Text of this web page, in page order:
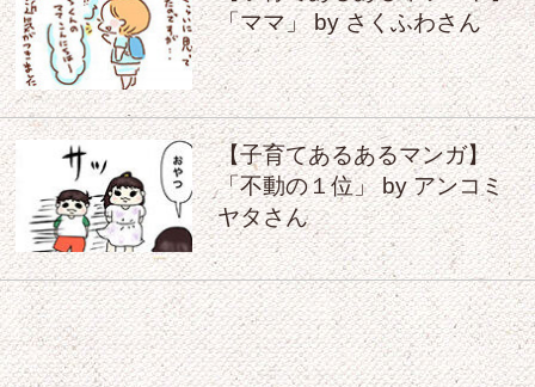
「ママ」 by さくふわさん
【子育てあるあるマンガ】
「不動の１位」 by アンコミ
ヤタさん